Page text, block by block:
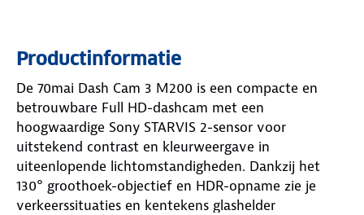
Productinformatie
De 70mai Dash Cam 3 M200 is een compacte en
betrouwbare Full HD-dashcam met een
hoogwaardige Sony STARVIS 2-sensor voor
uitstekend contrast en kleurweergave in
uiteenlopende lichtomstandigheden. Dankzij het
130° groothoek-objectief en HDR-opname zie je
verkeerssituaties en kentekens glashelder